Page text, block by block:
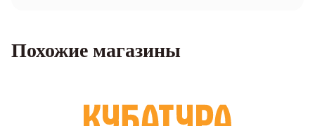
Похожие магазины